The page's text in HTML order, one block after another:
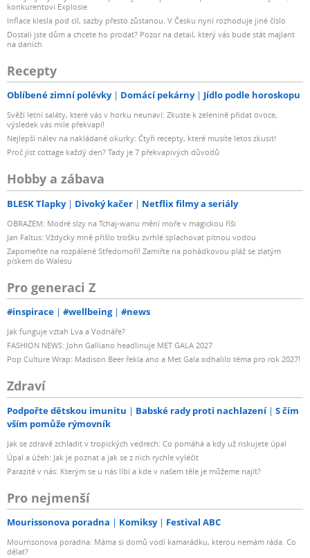
konkurentovi Explosie
Inflace klesla pod cíl, sazby přesto zůstanou. V Česku nyní rozhoduje jiné číslo
Dostali jste dům a chcete ho prodat? Pozor na detail, který vás bude stát majlant
na daních
Recepty
Oblíbené zimní polévky Domácí pekárny Jídlo podle horoskopu
Svěží letní saláty, které vás v horku neunaví: Zkuste k zelenině přidat ovoce,
výsledek vás mile překvapí!
Nejlepší nálev na nakládané okurky: Čtyři recepty, které musíte letos zkusit!
Proč jíst cottage každý den? Tady je 7 překvapivých důvodů
Hobby a zábava
BLESK Tlapky Divoký kačer Netflix filmy a seriály
OBRAZEM: Modré slzy na Tchaj-wanu mění moře v magickou říši
Jan Faltus: Vždycky mně přišlo trošku zvrhlé splachovat pitnou vodou
Zapomeňte na rozpálené Středomoří! Zamiřte na pohádkovou pláž se zlatým
pískem do Walesu
Pro generaci Z
#inspirace #wellbeing #news
Jak funguje vztah Lva a Vodnáře?
FASHION NEWS: John Galliano headlinuje MET GALA 2027
Pop Culture Wrap: Madison Beer řekla ano a Met Gala odhalilo téma pro rok 2027!
Zdraví
Podpořte dětskou imunitu Babské rady proti nachlazení
S čím
vším pomůže rýmovník
Jak se zdravě zchladit v tropických vedrech: Co pomáhá a kdy už riskujete úpal
Úpal a úžeh: Jak je poznat a jak se z nich rychle vyléčit
Parazité v nás: Kterým se u nás líbí a kde v našem těle je můžeme najít?
Pro nejmenší
Mourissonova poradna Komiksy Festival ABC
Mourrisonova poradna: Máma si domů vodí kamarádku, kterou nemám ráda. Co
dělat?